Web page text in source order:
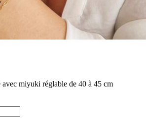
miyuki réglable de 40 à 45 cm